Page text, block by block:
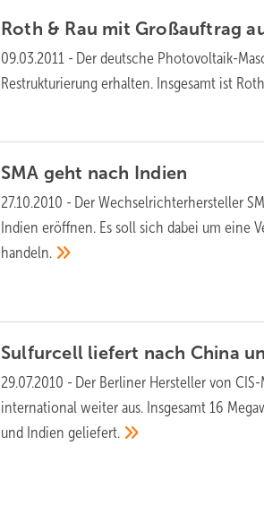
Roth & Rau mit Großauftrag
09.03.2011 - Der deutsche Photovoltaik-
Restrukturierung erhalten. Insgesamt ist
SMA geht nach Indien
27.10.2010 - Der Wechselrichterhersteller
Indien eröffnen. Es soll sich dabei um eine
handeln.
Sulfurcell liefert nach China
29.07.2010 - Der Berliner Hersteller von
international weiter aus. Insgesamt 16
und Indiengeliefert.